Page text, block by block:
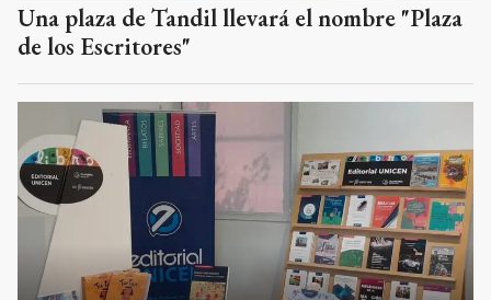
Una plaza de Tandil llevará el nombre "Plaza
de los Escritores"